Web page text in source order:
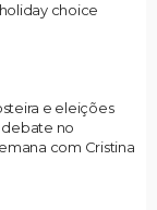
choice
e eleições
debate no
com Cristina